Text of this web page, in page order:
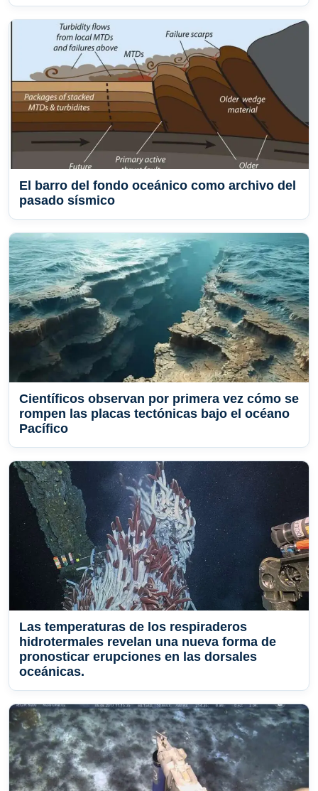
El barro del fondo oceánico como archivo del
pasado sísmico
Científicos observan por primera vez cómo se
rompen las placas tectónicas bajo el océano
Pacífico
Las temperaturas de los respiraderos
hidrotermales revelan una nueva forma de
pronosticar erupciones en las dorsales
oceánicas.